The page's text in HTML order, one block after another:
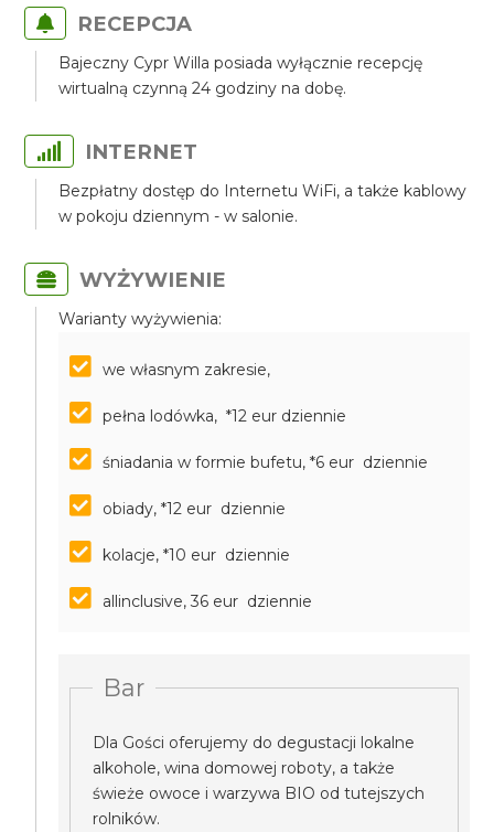
RECEPCJA
Bajeczny Cypr Willa posiada wyłącznie recepcję
wirtualną czynną 24 godziny na dobę.
INTERNET
Bezpłatny dostęp do Internetu WiFi, a także kablowy
w pokoju dziennym - w salonie.
WYŻYWIENIE
Warianty wyżywienia:
we własnym zakresie,
pełna lodówka, *12 eur dziennie
śniadania w formie bufetu, *6 eur dziennie
obiady, *12 eur dziennie
kolacje, *10 eur dziennie
allinclusive, 36 eur dziennie
Bar
Dla Gości oferujemy do degustacji lokalne
alkohole, wina domowej roboty, a także
świeże owoce i warzywa BIO od tutejszych
rolników.